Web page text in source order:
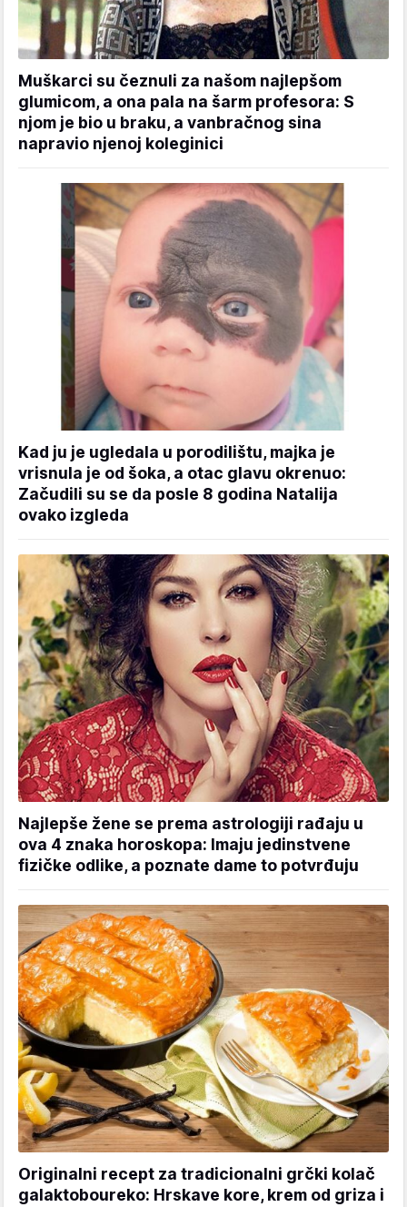
Muškarci su čeznuli za našom najlepšom
glumicom, a ona pala na šarm profesora: S
njom je bio u braku, a vanbračnog sina
napravio njenoj koleginici
Kad ju je ugledala u porodilištu, majka je
vrisnula je od šoka, a otac glavu okrenuo:
Začudili su se da posle 8 godina Natalija
ovako izgleda
Najlepše žene se prema astrologiji rađaju u
ova 4 znaka horoskopa: Imaju jedinstvene
fizičke odlike, a poznate dame to potvrđuju
Originalni recept za tradicionalni grčki kolač
galaktoboureko: Hrskave kore, krem od griza i